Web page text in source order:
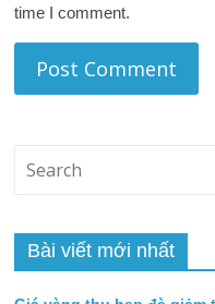
time I comment.
Bài viết mới nhất